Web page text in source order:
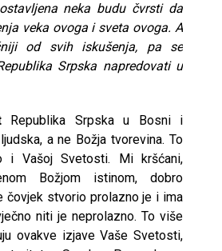
neka budu čvrsti da
veka ovoga i sveta ovoga. A
od svih iskušenja, pa se
Srpska napredovati u
Republika Srpska u Bosni i
a ne Božja tvorevina. To
i Vašoj Svetosti. Mi kršćani,
Božjom istinom, dobro
čovjek stvorio prolazno je i ima
niti je neprolazno. To više
ovakve izjave Vaše Svetosti,